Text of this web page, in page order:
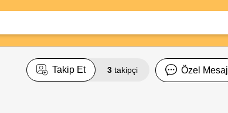
Takip Et 3 takipçi Özel Mesaj